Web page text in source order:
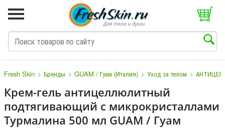
Fresh Skin > Бренды > GUAM / Гуам (Италия) > Уход за телом >
Крем-гель антицеллюлитный
подтягивающий с микрокристаллами
Турмалина 500 мл GUAM / Гуам
M N O P Q S T V W